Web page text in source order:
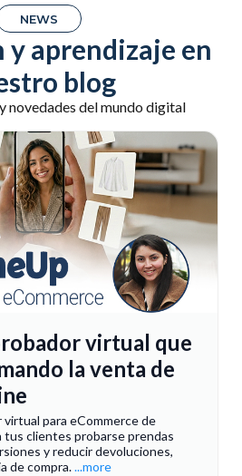
NEWS
y aprendizaje en
blog
novedades del mundo digital
virtual que
la venta de
para eCommerce de
clientes probarse prendas
y reducir devoluciones,
de compra....more